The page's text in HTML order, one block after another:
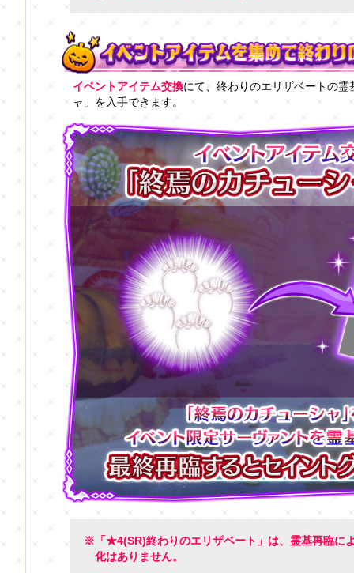
イベントアイテム交換にて、終わりのエリザベートの
ャ」を入手できます。
※「★4(SR)終わりのエリザベート」は、霊基再臨に
化はありません。